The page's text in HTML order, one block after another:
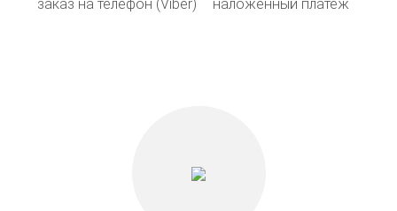
заказ на телефон (Viber)
наложенный платеж